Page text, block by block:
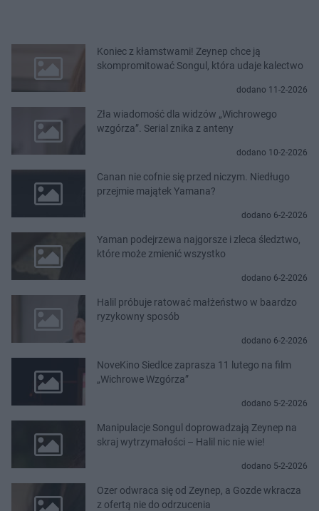
Koniec z kłamstwami! Zeynep chce ją
skompromitować Songul, która udaje kalectwo
dodano 11-2-2026
Zła wiadomość dla widzów „Wichrowego
wzgórza”. Serial znika z anteny
dodano 10-2-2026
Canan nie cofnie się przed niczym. Niedługo
przejmie majątek Yamana?
dodano 6-2-2026
Yaman podejrzewa najgorsze i zleca śledztwo,
które może zmienić wszystko
dodano 6-2-2026
Halil próbuje ratować małżeństwo w baardzo
ryzykowny sposób
dodano 6-2-2026
NoveKino Siedlce zaprasza 11 lutego na film
„Wichrowe Wzgórza”
dodano 5-2-2026
Manipulacje Songul doprowadzają Zeynep na
skraj wytrzymałości – Halil nic nie wie!
dodano 5-2-2026
Ozer odwraca się od Zeynep, a Gozde wkracza
z ofertą nie do odrzucenia